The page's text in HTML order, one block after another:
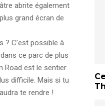
abrite également
grand écran de
? C’est possible à
ce parc de plus
Road est le sentier
difficile. Mais si tu
te rendre !